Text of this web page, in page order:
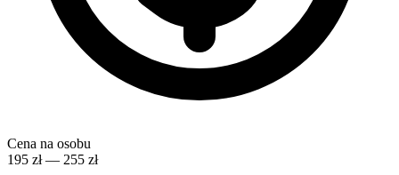
Cena na osobu
195 zł — 255 zł